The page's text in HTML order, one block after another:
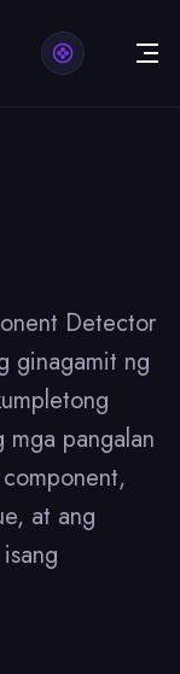
Detector
ginagamit ng
pangalan
at ang